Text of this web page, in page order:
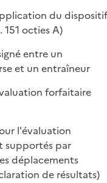
du
octies A)
entre un
et un entraîneur
forfaitaire
l'évaluation
supportés par
déplacements
de résultats)